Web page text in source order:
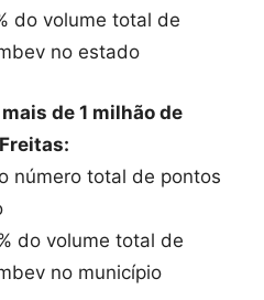
do volume total de
no estado
de 1 milhão de
número total de pontos
do volume total de
no município